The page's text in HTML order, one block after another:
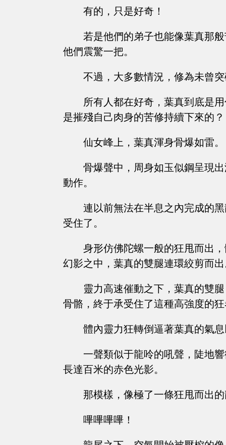
有的，只是好奇！
若是他們的弟子也能像葉真那
他們震驚一把。
不過，大多數情況，修為未曾
所有人都在好奇，葉真到底是
是摧殘自己肉身的苦修持續下來的？
仙女峰上，葉真渾身骨爆如雷。
骨爆聲中，周身如玉似鋼呈現
動作。
連以前無法在半息之內完成的
受住了。
身形仿佛陀螺一般的狂甩而出
幻影之中，葉真的雙腿連環絞剪而
靈力高速催動之下，葉真的雙
骨骼，終于承受住了這種高強度的
體內靈力狂轉倒逼著葉真的氣
一聲類似于龍呤的吼聲，陡地
長達百米的赤色光影。
那模樣，像極了一條狂甩而出
嗶嗶嗶嗶！